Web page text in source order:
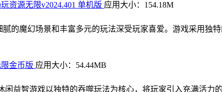
资源无限v2024.401 单机版 应用大小：154.18M
的魔幻场景和丰富多元的玩法深受玩家喜爱。游戏采用独
金币版 应用大小：54.44MB
益智游戏以独特的吞噬玩法为核心，将玩家引入充满活力